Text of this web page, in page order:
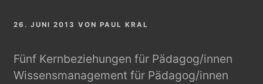
26. JUNI 2013 VONPAUL KRAL
Fünf Kernbeziehungen für Pädagog/innen
Wissensmanagement für Pädagog/innen